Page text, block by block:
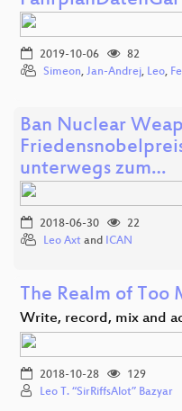
2019-10-06
82
Simeon, Jan-Andrej, Leo,
Ban Nuclear
unterwegs zum…
2018-06-30
22
Leo Axt and
ICAN
The Realm of Too
Write, record, mix and
2018-10-28
129
Leo T. “SirRiffsAlot” Bazyar